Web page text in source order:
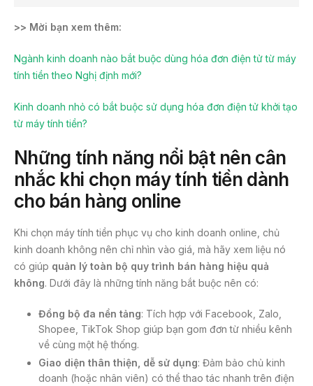
>> Mời bạn xem thêm:
Ngành kinh doanh nào bắt buộc dùng hóa đơn điện tử từ máy
tính tiền theo Nghị định mới?
Kinh doanh nhỏ có bắt buộc sử dụng hóa đơn điện tử khởi tạo
từ máy tính tiền?
Những tính năng nổi bật nên cân
nhắc khi chọn máy tính tiền dành
cho bán hàng online
Khi chọn máy tính tiền phục vụ cho kinh doanh online, chủ
kinh doanh không nên chỉ nhìn vào giá, mà hãy xem liệu nó
có giúp quản lý toàn bộ quy trình bán hàng hiệu quả
không. Dưới đây là những tính năng bắt buộc nên có:
Đồng bộ đa nền tảng: Tích hợp với Facebook, Zalo,
Shopee, TikTok Shop giúp bạn gom đơn từ nhiều kênh
về cùng một hệ thống.
Giao diện thân thiện, dễ sử dụng: Đảm bảo chủ kinh
doanh (hoặc nhân viên) có thể thao tác nhanh trên điện